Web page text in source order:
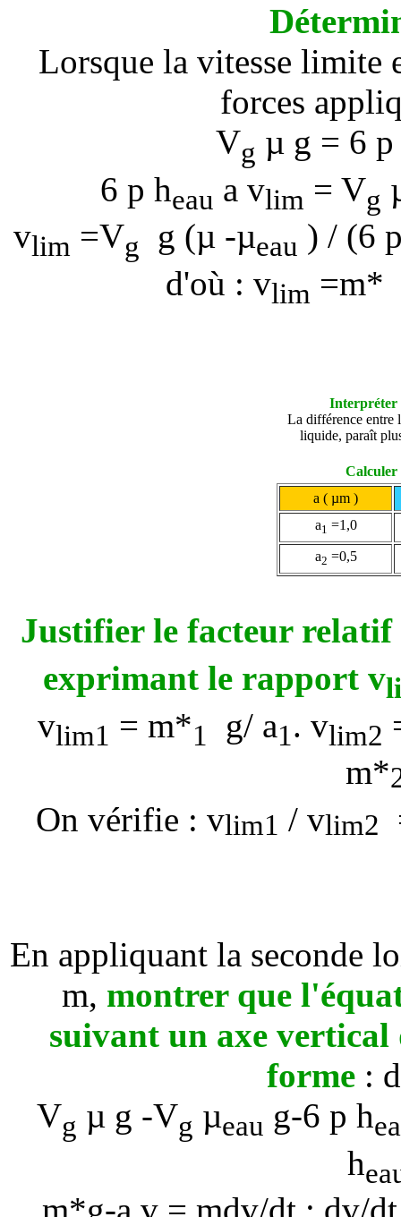
Lorsque la vitesse limite
forces
Vg µ g = 6 p
6 p heau a vlim = Vg
vlim =Vg g (µ -µeau ) / (6
d'où : vlim =m*
Interpréter
La différence entre
liquide, paraît
Calculer
a ( µm )
a1 =1,0
a2 =0,5
Justifier le facteur relatif
exprimant le rapport v
vlim1 = m*1 g/ a1. vlim2
m*
On vérifie : vlim1 / vlim2
En appliquant la seconde
m, montrer que
suivant un axe vertical
forme :
Vg µ g -Vg µeau g-6 p h
h